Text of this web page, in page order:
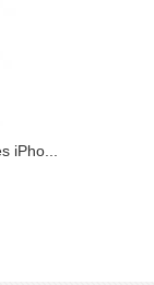
iPho...